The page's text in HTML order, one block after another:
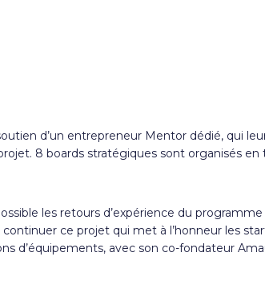
d’un entrepreneur Mentor dédié, qui
8 boards stratégiques sont organisés
les retours d’expérience du
ce projet qui met à l’honneur les
d’équipements, avec son co-fondateur